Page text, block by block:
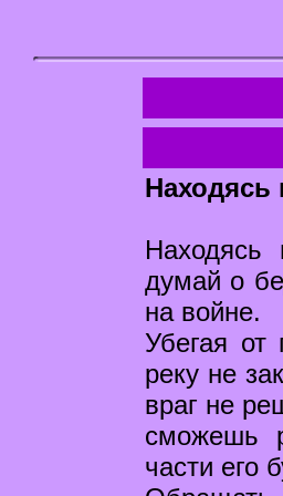
Находясь
думай о
на войне.
Убегая от
реку не
враг не
сможешь
части его